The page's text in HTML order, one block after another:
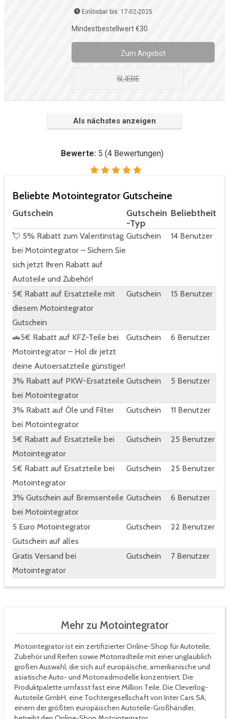
Einlösbar bis: 17-02-2025
Mindestbestellwert €30
Zum Angebot
5LIEBE
Als nächstes anzeigen
Bewerte: 5 (4Bewertungen)
Beliebte Motointegrator Gutscheine
Gutschein
Gutschein
-Typ
Beliebtheit
💘 5% Rabatt zum Valentinstag
bei Motointegrator – Sichern Sie
sich jetzt Ihren Rabatt auf
Autoteile und Zubehör!
Gutschein 14 Benutzer
5€ Rabatt auf Ersatzteile mit
diesem Motointegrator
Gutschein
Gutschein 15 Benutzer
🚗5€ Rabatt auf KFZ-Teile bei
Motointegrator – Hol dir jetzt
deine Autoersatzteile günstiger!
Gutschein 6 Benutzer
3% Rabatt auf PKW-Ersatzteile
bei Motointegrator
Gutschein 5 Benutzer
3% Rabatt auf Öle und Filter
bei Motointegrator
Gutschein 11 Benutzer
5€ Rabatt auf Ersatzteile bei
Motointegrator
Gutschein 25 Benutzer
5€ Rabatt auf Ersatzteile bei
Motointegrator
Gutschein 25 Benutzer
3% Gutschein auf Bremsenteile
bei Motointegrator
Gutschein 6 Benutzer
5 Euro Motointegrator
Gutschein auf alles
Gutschein 22 Benutzer
Gratis Versand bei
Motointegrator
Gutschein 7 Benutzer
Mehr zu Motointegrator
Motointegrator ist ein zertifizierter Online-Shop für Autoteile,
Zubehör und Reifen sowie Motorradteile mit einer unglaublich
großen Auswahl, die sich auf europäische, amerikanische und
asiatische Auto- und Motorradmodelle konzentriert. Die
Produktpalette umfasst fast eine Million Teile. Die Cleverlog-
Autoteile GmbH, eine Tochtergesellschaft von Inter Cars SA,
einem der größten europäischen Autoteile-Großhändler,